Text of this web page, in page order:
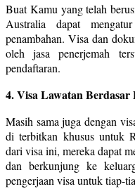
Buat Kamu yang telah
Australia dapat
penambahan. Visa dan
oleh jasa penerjemah
pendaftaran.
4. Visa Lawatan Berdasar
Masih sama juga dengan
di terbitkan khusus untuk
dari visa ini, mereka dapat
dan berkunjung ke
pengerjaan visa untuk tiap-